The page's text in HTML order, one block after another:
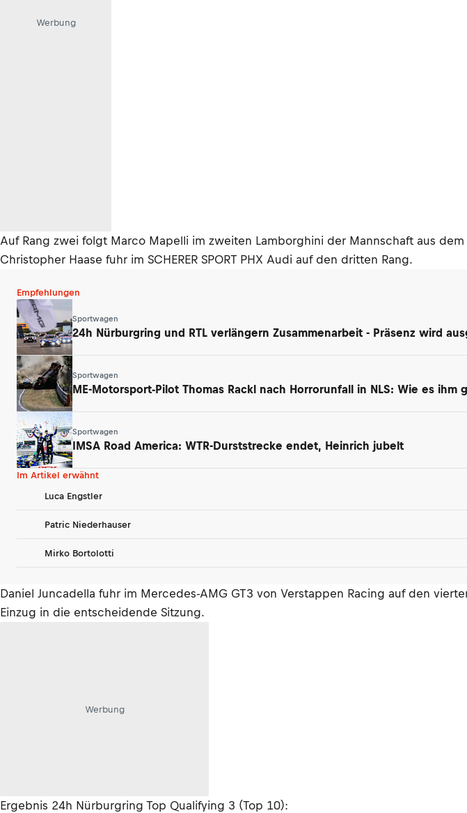
Werbung
Auf Rang zwei folgt Marco Mapelli im zweiten Lamborghini der Mannschaft aus
Christopher Haase fuhr im SCHERER SPORT PHX Audi auf den dritten Rang.
Empfehlungen
Sportwagen
24h Nürburgring und RTL verlängern Zusammenarbeit - Präsenz wird
Sportwagen
ME-Motorsport-Pilot Thomas Rackl nach Horrorunfall in NLS: Wie es ihm
Sportwagen
IMSA Road America: WTR-Durststrecke endet, Heinrich jubelt
Im Artikel erwähnt
Luca Engstler
Patric Niederhauser
Mirko Bortolotti
Daniel Juncadella fuhr im Mercedes-AMG GT3 von Verstappen Racing auf den
Einzug in die entscheidende Sitzung.
Werbung
Ergebnis 24h Nürburgring Top Qualifying 3 (Top 10):